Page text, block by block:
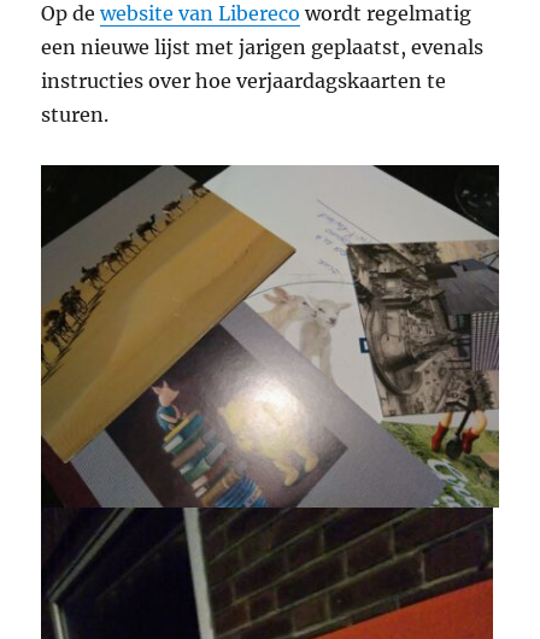
Op dewebsite van Libereco wordt regelmatig
een nieuwe lijst met jarigen geplaatst, evenals
instructies over hoe verjaardagskaarten te
sturen.